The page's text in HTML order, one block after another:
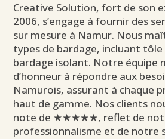
Creative Solution, fort de son
2006, s’engage à fournir des
sur mesure à Namur. Nous
types de bardage, incluant
bardage isolant. Notre équipe
d’honneur à répondre aux
Namurois, assurant à chaque
haut de gamme. Nos clients
note de ★★★★★, reflet de
professionnalisme et de notre